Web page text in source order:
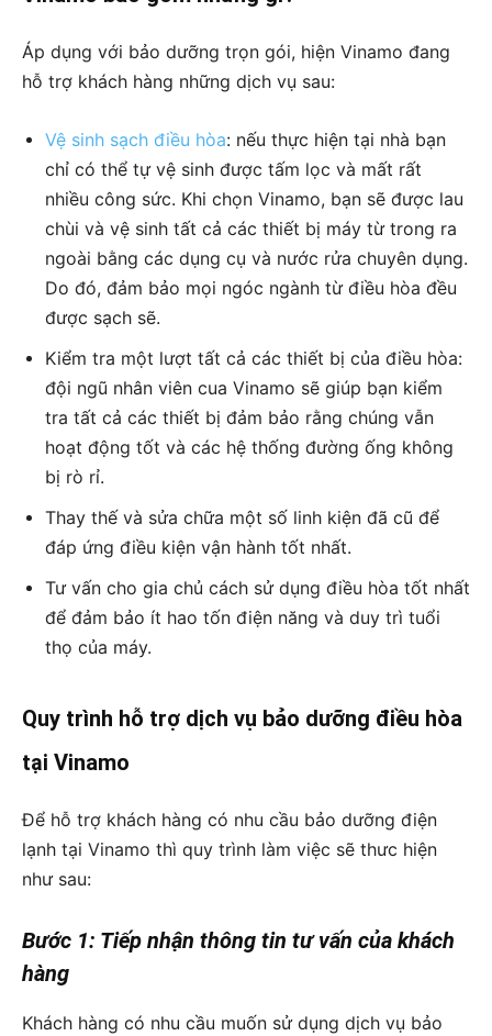
Áp dụng với bảo dưỡng trọn gói, hiện Vinamo đang
hỗ trợ khách hàng những dịch vụ sau:
Vệ sinh sạch điều hòa: nếu thực hiện tại nhà bạn
chỉ có thể tự vệ sinh được tấm lọc và mất rất
nhiều công sức. Khi chọn Vinamo, bạn sẽ được lau
chùi và vệ sinh tất cả các thiết bị máy từ trong ra
ngoài bằng các dụng cụ và nước rửa chuyên dụng.
Do đó, đảm bảo mọi ngóc ngành từ điều hòa đều
được sạch sẽ.
Kiểm tra một lượt tất cả các thiết bị của điều hòa:
đội ngũ nhân viên cua Vinamo sẽ giúp bạn kiểm
tra tất cả các thiết bị đảm bảo rằng chúng vẫn
hoạt động tốt và các hệ thống đường ống không
bị rò rỉ.
Thay thế và sửa chữa một số linh kiện đã cũ để
đáp ứng điều kiện vận hành tốt nhất.
Tư vấn cho gia chủ cách sử dụng điều hòa tốt nhất
để đảm bảo ít hao tốn điện năng và duy trì tuổi
thọ của máy.
Quy trình hỗ trợ dịch vụ bảo dưỡng điều hòa
tại Vinamo
Để hỗ trợ khách hàng có nhu cầu bảo dưỡng điện
lạnh tại Vinamo thì quy trình làm việc sẽ thưc hiện
như sau:
Bước 1: Tiếp nhận thông tin tư vấn của khách
hàng
Khách hàng có nhu cầu muốn sử dụng dịch vụ bảo